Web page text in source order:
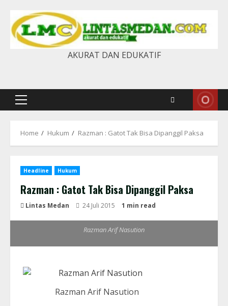
content
AKURAT DAN EDUKATIF
Primary
Home Hukum Razman : Gatot Tak Bisa Dipanggil Paksa
Headline Hukum
Razman : Gatot Tak Bisa Dipanggil Paksa
Lintas Medan 24 Juli 2015 1 min read
Razman Arif Nasution
Razman Arif Nasution